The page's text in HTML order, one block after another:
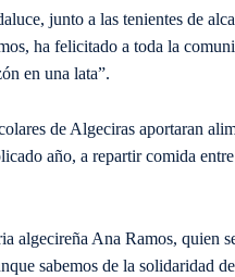
junto a las tenientes de
ha felicitado a toda la
en una lata”.
de Algeciras aportaran
año, a repartir comida
algecireña Ana Ramos, quien
sabemos de la solidaridad